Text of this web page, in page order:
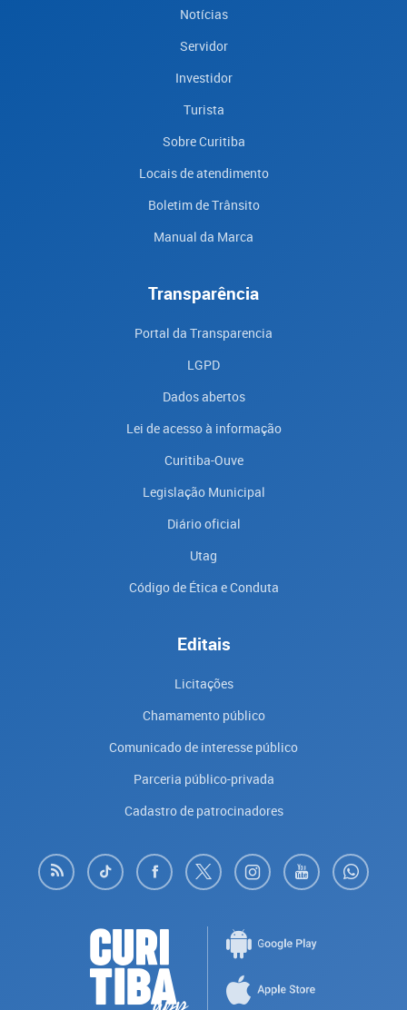
Notícias
Servidor
Investidor
Turista
Sobre Curitiba
Locais de atendimento
Boletim de Trânsito
Manual da Marca
Transparência
Portal da Transparencia
LGPD
Dados abertos
Lei de acesso à informação
Curitiba-Ouve
Legislação Municipal
Diário oficial
Utag
Código de Ética e Conduta
Editais
Licitações
Chamamento público
Comunicado de interesse público
Parceria público-privada
Cadastro de patrocinadores